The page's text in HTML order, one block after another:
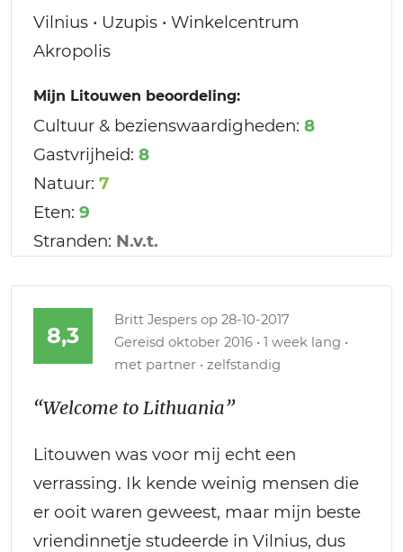
Vilnius • Uzupis • Winkelcentrum
Akropolis
Mijn Litouwen beoordeling:
Cultuur & bezienswaardigheden: 8
Gastvrijheid: 8
Natuur: 7
Eten: 9
Stranden: N.v.t.
8,3
Britt Jespers op 28-10-2017
Gereisd oktober 2016 • 1 week lang •
met partner • zelfstandig
“Welcome to Lithuania”
Litouwen was voor mij echt een
verrassing. Ik kende weinig mensen die
er ooit waren geweest, maar mijn beste
vriendinnetje studeerde in Vilnius, dus